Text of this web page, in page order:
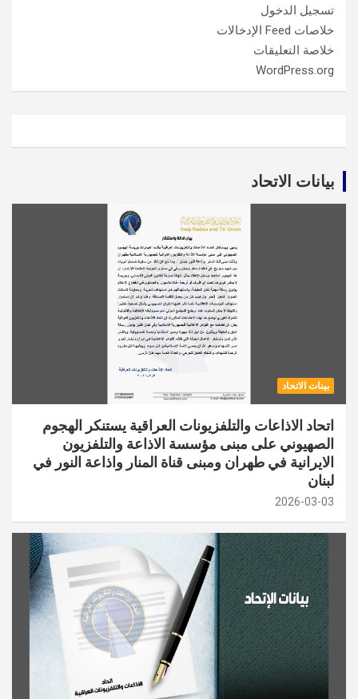
تسجيل الدخول
خلاصات Feed الإدخالات
خلاصة التعليقات
WordPress.org
بيانات الاتحاد
بينات الاتحاد
اتحاد الاذاعات والتلفزيونات العراقية يستنكر الهجوم
الصهيوني على مبنى مؤسسة الاذاعة والتلفزيون
الايرانية في طهران ومبنى قناة المنار واذاعة النور في
لبنان
2026-03-03